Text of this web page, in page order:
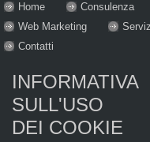
Home Consulenza
Web Marketing
Contatti
INFORMATIVA
SULL'USO
DEI COOKIE